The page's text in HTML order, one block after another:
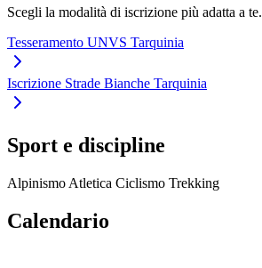
Scegli la modalità di iscrizione più adatta a te.
Tesseramento UNVS Tarquinia
Iscrizione Strade Bianche Tarquinia
Sport e discipline
Alpinismo Atletica Ciclismo Trekking
Calendario